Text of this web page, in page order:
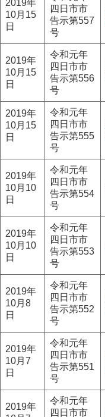
2019年
10月15
日
四日市市
告示第557
号
2019年
10月15
日
令和元年
四日市市
告示第556
号
2019年
10月15
日
令和元年
四日市市
告示第555
号
2019年
10月10
日
令和元年
四日市市
告示第554
号
2019年
10月10
日
令和元年
四日市市
告示第553
号
2019年
10月8
日
令和元年
四日市市
告示第552
号
2019年
10月7
日
令和元年
四日市市
告示第551
号
2019年
令和元年
四日市市